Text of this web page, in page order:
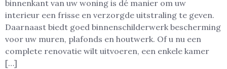
binnenkant van uw woning is dé manier om uw
interieur een frisse en verzorgde uitstraling te geven.
Daarnaast biedt goed binnenschilderwerk bescherming
voor uw muren, plafonds en houtwerk. Of u nu een
complete renovatie wilt uitvoeren, een enkele kamer
[…]